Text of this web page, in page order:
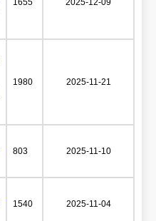
1655 2025-12-09
1980 2025-11-21
803 2025-11-10
1540 2025-11-04